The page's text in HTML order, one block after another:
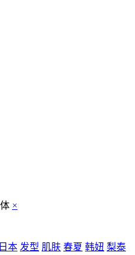
×
日本 发型 肌肤 春夏 韩妞 梨泰